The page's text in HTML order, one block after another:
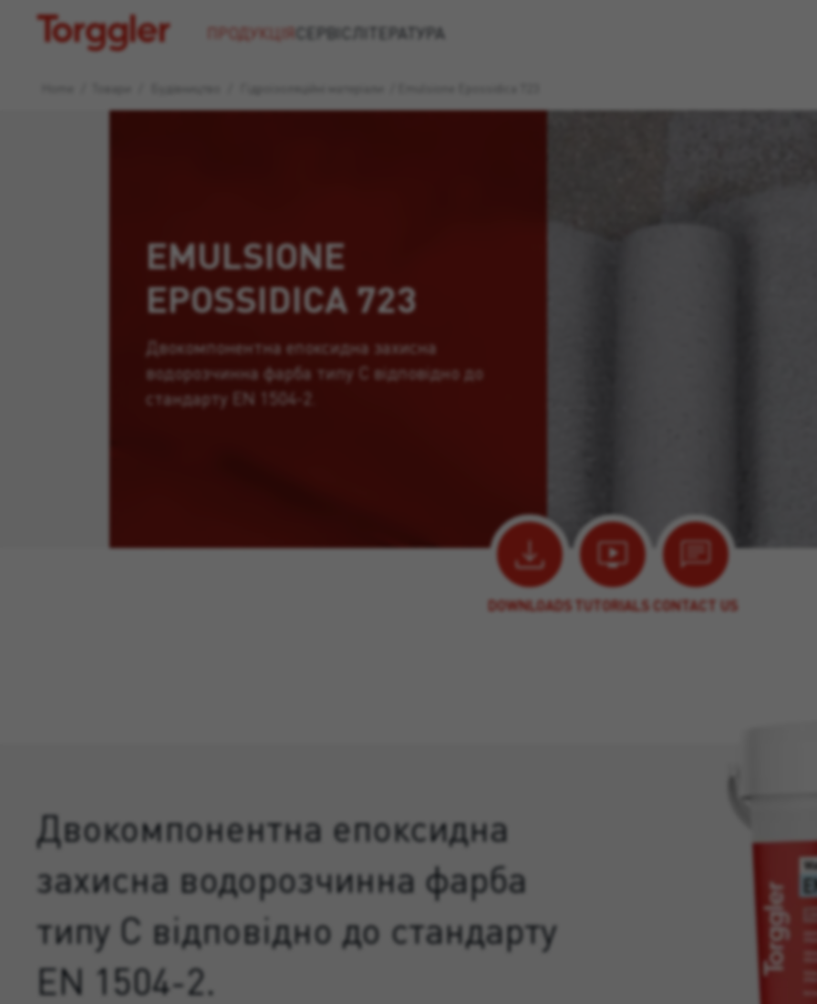
Torggler ПРОДУКЦІЯ СЕРВІС ЛІТЕРАТУРА
EMULSIONE
EPOSSIDICA 723
Двокомпонентна епоксидна захисна
водорозчинна фарба типу C відповідно до
стандарту EN 1504-2.
DOWNLOADS TUTORIALS CONTACT US
Двокомпонентна епоксидна
захисна водорозчинна фарба
типу C відповідно до стандарту
EN 1504-2.